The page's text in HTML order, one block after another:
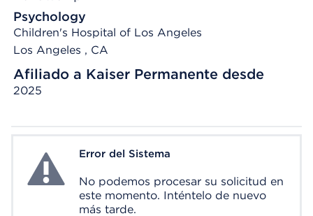
Psychology
Children's Hospital of Los Angeles
Los Angeles , CA
Afiliado a Kaiser Permanente desde
2025
System ErrorError del Sistema
No podemos procesar su solicitud en
este momento. Inténtelo de nuevo
más tarde.